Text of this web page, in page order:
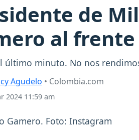
de
al
último minuto. No nos
Agudelo • Colombia.com
2024 11:59 am